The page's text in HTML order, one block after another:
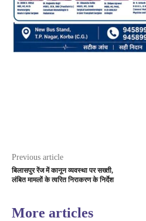
Previous article
बिलासपुर रेंज में कानून व्यवस्था पर सख्ती,
लंबित मामलों के त्वरित निराकरण के निर्देश
More articles